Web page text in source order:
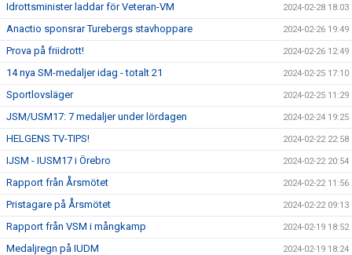
Idrottsminister laddar för Veteran-VM 2024-02-28 18:03
Anactio sponsrar Turebergs stavhoppare 2024-02-26 19:49
Prova på friidrott! 2024-02-26 12:49
14 nya SM-medaljer idag - totalt 21 2024-02-25 17:10
Sportlovsläger 2024-02-25 11:29
JSM/USM17: 7 medaljer under lördagen 2024-02-24 19:25
HELGENS TV-TIPS! 2024-02-22 22:58
IJSM - IUSM17 i Örebro 2024-02-22 20:54
Rapport från Årsmötet 2024-02-22 11:56
Pristagare på Årsmötet 2024-02-22 09:13
Rapport från VSM i mångkamp 2024-02-19 18:52
Medaljregn på IUDM 2024-02-19 18:24